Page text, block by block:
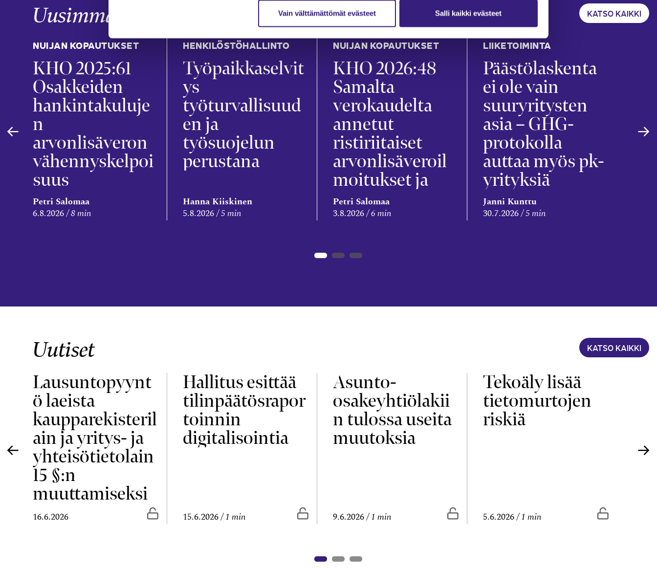
Vain välttämättömät evästeet Salli kaikki evästeet
Uusimmat KATSO KAIKKI
NUIJAN KOPAUTUKSET
KHO 2025:61
Osakkeiden
hankintakuluje
n
arvonlisäveron
vähennyskelpoi
suus
Petri Salomaa
6.8.2026 8 min
HENKILÖSTÖHALLINTO
Työpaikkaselvit
ys
työturvallisuud
en ja
työsuojelun
perustana
Hanna Kiiskinen
5.8.2026 5 min
NUIJAN KOPAUTUKSET
KHO 2026:48
Samalta
verokaudelta
annetut
ristiriitaiset
arvonlisäveroil
moitukset ja
veronkorotus
Petri Salomaa
3.8.2026 6 min
LIIKETOIMINTA
Päästölaskenta
ei ole vain
suuryritysten
asia – GHG-
protokolla
auttaa myös pk-
yrityksiä
Janni Kunttu
30.7.2026 5 min
s
Uutiset KATSO KAIKKI
Vapaasti luettavissa
Lausuntopyynt
ö laeista
kaupparekisteril
ain ja yritys- ja
yhteisötietolain
15 §:n
muuttamiseksi
16.6.2026 Vapaasti luettavissa
Hallitus esittää
tilinpäätösrapor
toinnin
digitalisointia
15.6.2026 1 min Vapaasti luettavissa
Asunto-
osakeyhtiölakii
n tulossa useita
muutoksia
9.6.2026 1 min Vapaasti luettavissa
Tekoäly lisää
tietomurtojen
riskiä
5.6.2026 1 min